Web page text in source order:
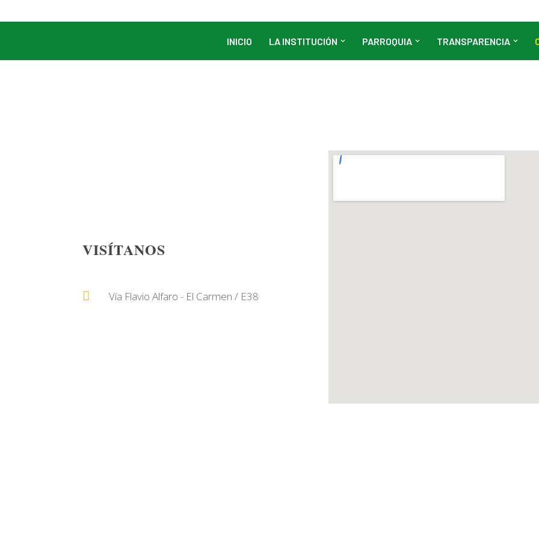
INICIO LA INSTITUCIÓN PARROQUIA TRANSPARENCIA
VISÍTANOS
Vía Flavio Alfaro - El Carmen / E38